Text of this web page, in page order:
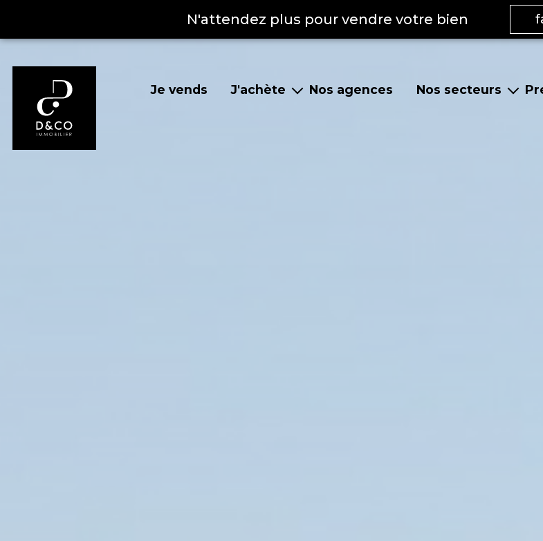
N'attendez plus pour vendre votre bien
Je vends J'achète Nos agences Nos secteurs